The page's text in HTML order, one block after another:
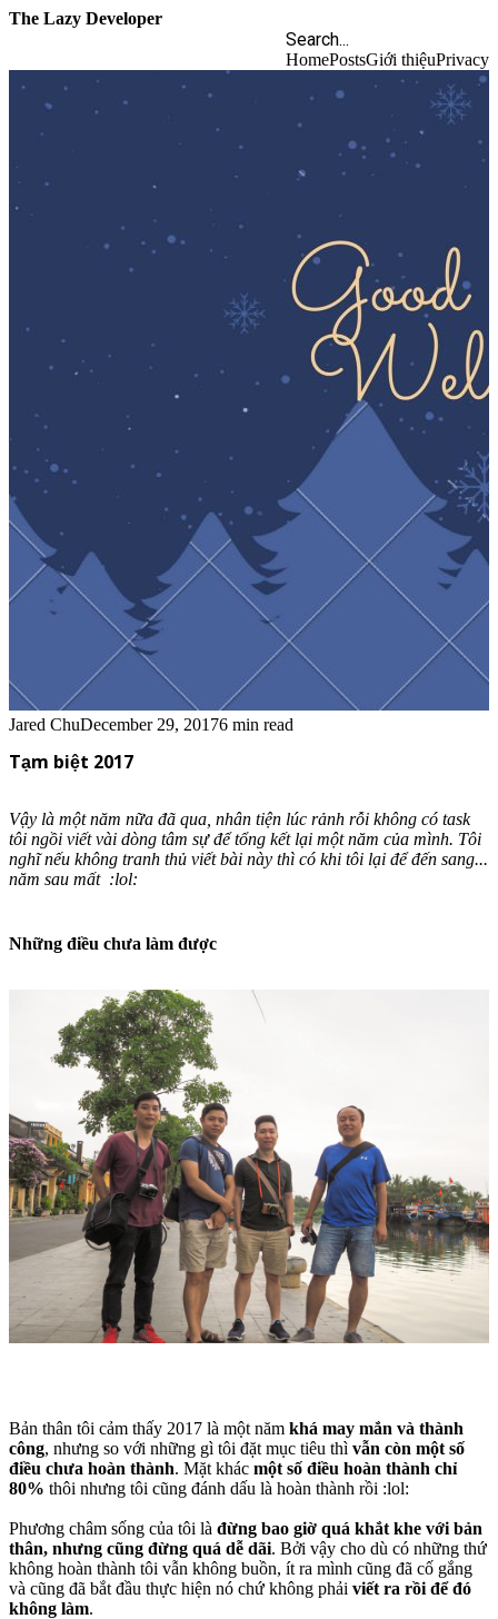
The Lazy Developer
HomePostsGiới thiệuPrivacy
Jared ChuDecember 29, 20176 min read
Tạm biệt 2017
Vậy là một năm nữa đã qua, nhân tiện lúc rảnh rỗi không có task
tôi ngồi viết vài dòng tâm sự để tổng kết lại một năm của mình. Tôi
nghĩ nếu không tranh thủ viết bài này thì có khi tôi lại để đến sang...
năm sau mất :lol:
Những điều chưa làm được
Bản thân tôi cảm thấy 2017 là một năm khá may mắn và thành
công, nhưng so với những gì tôi đặt mục tiêu thì vẫn còn một số
điều chưa hoàn thành. Mặt khác một số điều hoàn thành chỉ
80% thôi nhưng tôi cũng đánh dấu là hoàn thành rồi :lol:
Phương châm sống của tôi là đừng bao giờ quá khắt khe với bản
thân, nhưng cũng đừng quá dễ dãi. Bởi vậy cho dù có những thứ
không hoàn thành tôi vẫn không buồn, ít ra mình cũng đã cố gắng
và cũng đã bắt đầu thực hiện nó chứ không phải viết ra rồi để đó
không làm.